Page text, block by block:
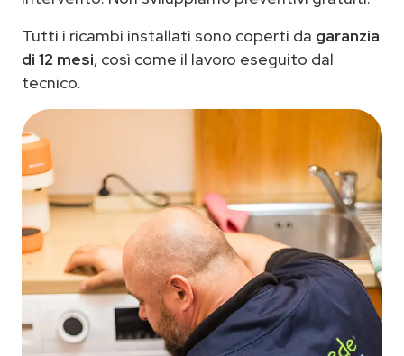
Tutti i ricambi installati sono coperti da garanzia
di 12 mesi, così come il lavoro eseguito dal
tecnico.